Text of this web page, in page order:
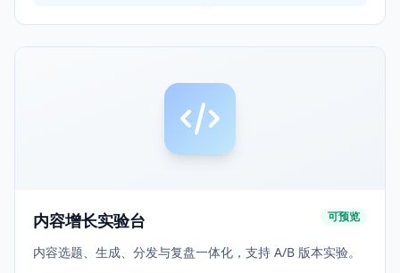
内容增长实验台 可预览
内容选题、生成、分发与复盘一体化，支持 A/B 版本实验。